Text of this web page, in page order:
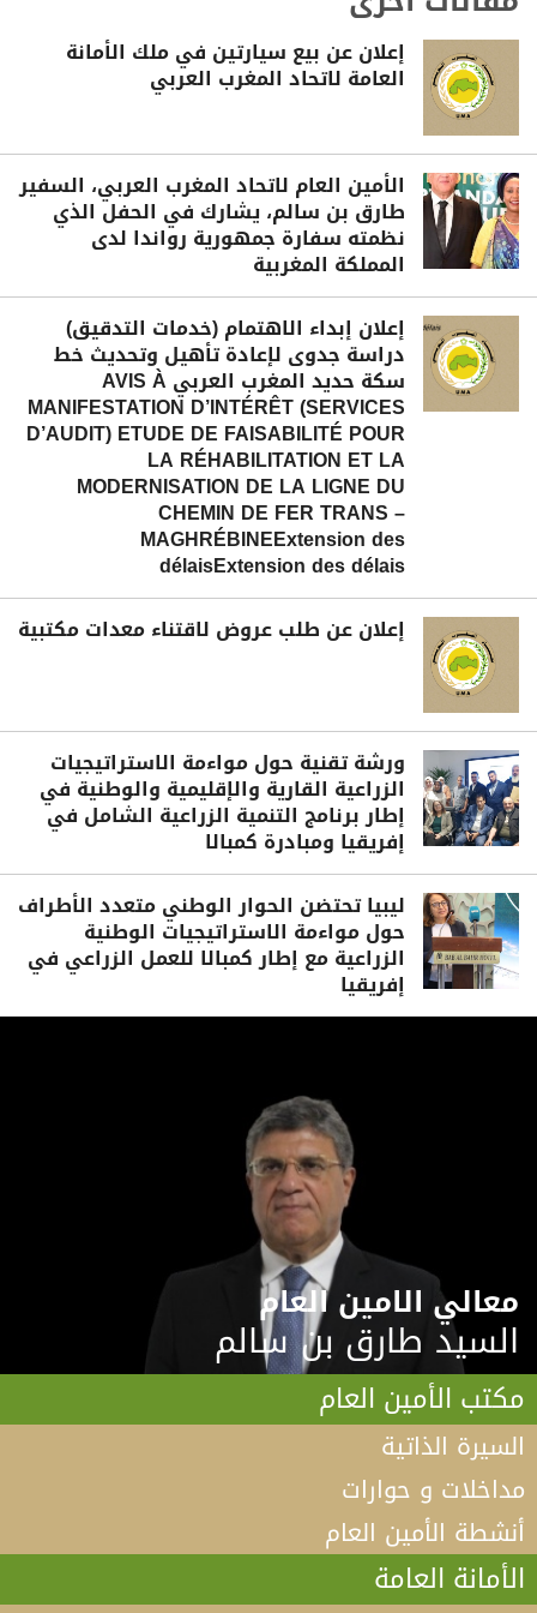
إعلان عن بيع سيارتين في ملك الأمانة
العامة لاتحاد المغرب العربي
الأمين العام لاتحاد المغرب العربي، السفير
طارق بن سالم، يشارك في الحفل الذي
نظمته سفارة جمهورية رواندا لدى
المملكة المغربية
إعلان إبداء الاهتمام (خدمات التدقيق)
دراسة جدوى لإعادة تأهيل وتحديث خط
سكة حديد المغرب العربي AVIS À
MANIFESTATION D’INTÉRÊT (SERVICES
D’AUDIT) ETUDE DE FAISABILITÉ POUR
LA RÉHABILITATION ET LA
MODERNISATION DE LA LIGNE DU
CHEMIN DE FER TRANS –
MAGHRÉBINEExtension des
délaisExtension des délais
إعلان عن طلب عروض لاقتناء معدات مكتبية
ورشة تقنية حول مواءمة الاستراتيجيات
الزراعية القارية والإقليمية والوطنية في
إطار برنامج التنمية الزراعية الشامل في
إفريقيا ومبادرة كمبالا
ليبيا تحتضن الحوار الوطني متعدد الأطراف
حول مواءمة الاستراتيجيات الوطنية
الزراعية مع إطار كمبالا للعمل الزراعي في
إفريقيا
معالي الامين العام
السيد طارق بن سالم
مكتب الأمين العام
السيرة الذاتية
مداخلات و حوارات
أنشطة الأمين العام
الأمانة العامة